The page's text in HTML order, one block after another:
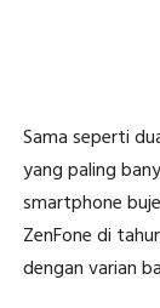
Sama seperti
yang paling
smartphone
ZenFone di
dengan varian